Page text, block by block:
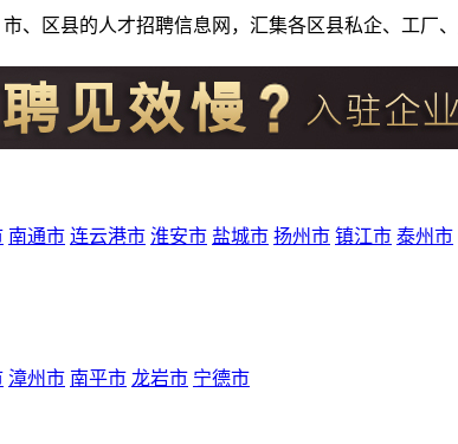
、区县的人才招聘信息网，汇集各区县私企、工
南通市 连云港市 淮安市 盐城市 扬州市 镇江市 泰州市
漳州市 南平市 龙岩市 宁德市